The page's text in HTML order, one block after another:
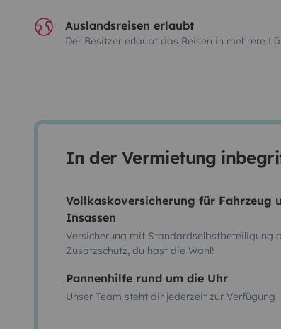
Auslandsreisen erlaubt
Der Besitzer erlaubt das Reisen in mehrere
In der Vermietung
Vollkaskoversicherung für Fahrzeug
Insassen
Versicherung mit Standardselbstbeteiligung
Zusatzschutz, du hast die Wahl!
Pannenhilfe rund um die Uhr
Unser Team steht dir jederzeit zur Verfügung